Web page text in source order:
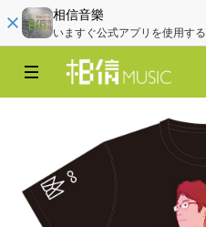
相信音樂
いますぐ公式アプリを使用する